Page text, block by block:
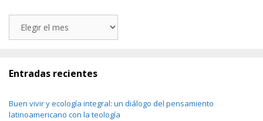
Entradas recientes
Buen vivir y ecología integral: un diálogo del pensamiento
latinoamericano con la teología